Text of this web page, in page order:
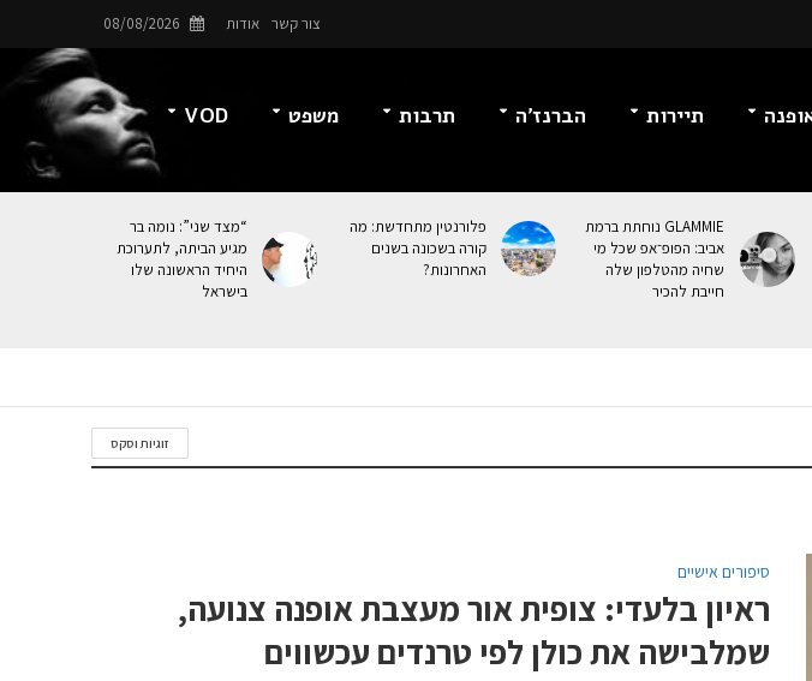
צור קשר אודות 08/08/2026
תיירות הברנז’ה תרבות משפט VOD
GLAMMIE נוחתת ברמת
אביב: הפופ־אפ שכל מי
שחיה מהטלפון שלה
חייבת להכיר
פלורנטין מתחדשת: מה
קורה בשכונה בשנים
האחרונות?
“מצד שני”: נומה בר
מגיע הביתה, לתערוכת
היחיד הראשונה שלו
בישראל
זוגיות וסקס
סיפורים אישיים
ראיון בלעדי: צופית אור מעצבת אופנה צנועה,
שמלבישה את כולן לפי טרנדים עכשווים